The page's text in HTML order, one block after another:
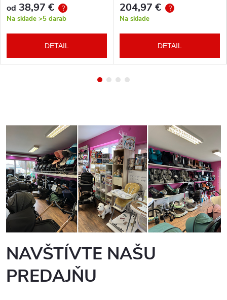
od 38,97 € ?
Na sklade >5 darab
DETAIL
204,97 € ?
Na sklade
DETAIL
NAVŠTÍVTE NAŠU
PREDAJŇU